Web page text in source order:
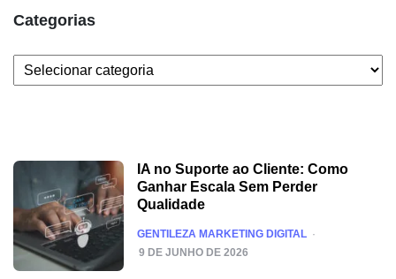
Categorias
IA no Suporte ao Cliente: Como
Ganhar Escala Sem Perder
Qualidade
POSTED
GENTILEZA MARKETING DIGITAL
9 DE JUNHO DE 2026